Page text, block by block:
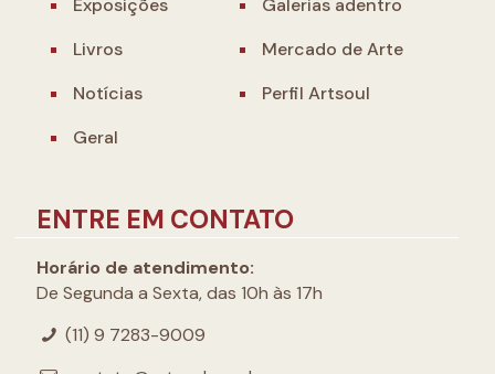
Exposições
Galerias adentro
Livros
Mercado de Arte
Notícias
Perfil Artsoul
Geral
ENTRE EM CONTATO
Horário de atendimento:
De Segunda a Sexta, das 10h às 17h
(11) 9 7283-9009